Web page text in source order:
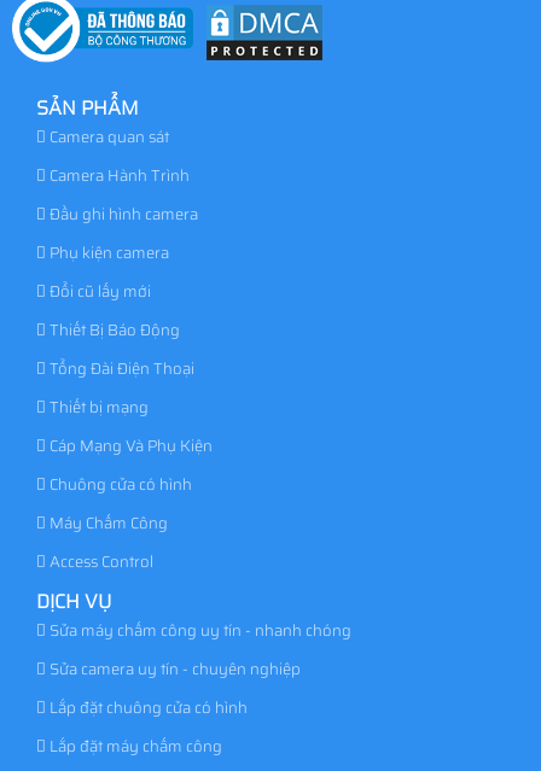
SẢN PHẨM
Camera quan sát
Camera Hành Trình
Đầu ghi hình camera
Phụ kiện camera
Đổi cũ lấy mới
Thiết Bị Báo Động
Tổng Đài Điện Thoại
Thiết bị mạng
Cáp Mạng Và Phụ Kiện
Chuông cửa có hình
Máy Chấm Công
Access Control
DỊCH VỤ
Sửa máy chấm công uy tín - nhanh chóng
Sửa camera uy tín - chuyên nghiệp
Lắp đặt chuông cửa có hình
Lắp đặt máy chấm công